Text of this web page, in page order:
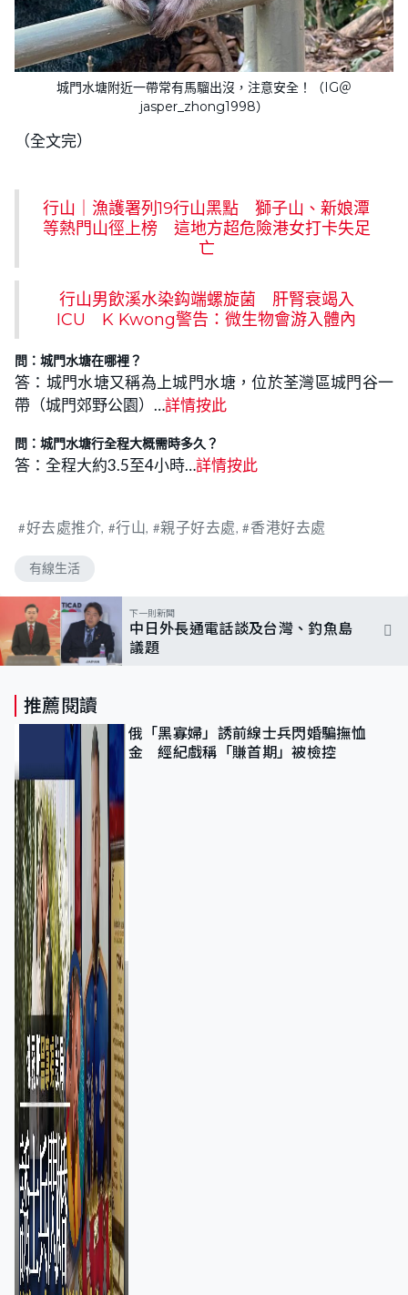
城門水塘附近一帶常有馬騮出沒，注意安全！（IG＠
jasper_zhong1998）
（全文完）
行山｜漁護署列19行山黑點 獅子山、新娘潭
等熱門山徑上榜 這地方超危險港女打卡失足
亡
行山男飲溪水染鈎端螺旋菌 肝腎衰竭入
ICU K Kwong警告：微生物會游入體內
問：城門水塘在哪裡？
答：城門水塘又稱為上城門水塘，位於荃灣區城門谷一
帶（城門郊野公園）…詳情按此
問：城門水塘行全程大概需時多久？
答：全程大約3.5至4小時…詳情按此
好去處推介 行山 親子好去處 香港好去處
有線生活
下一則新聞
中日外長通電話談及台灣、釣魚島
議題
推薦閱讀
俄「黑寡婦」誘前線士兵閃婚騙撫恤
金 經紀戲稱「賺首期」被檢控